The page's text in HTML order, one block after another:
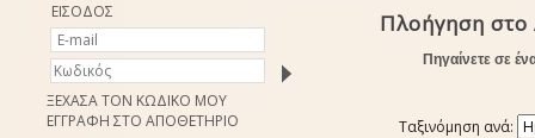
ΕΙΣΟΔΟΣ
ΞΕΧΑΣΑ ΤΟΝ ΚΩΔΙΚΟ ΜΟΥ
ΕΓΓΡΑΦΗ ΣΤΟ ΑΠΟΘΕΤΗΡΙΟ
Πλοήγηση
Πηγαίνετε σε
Ταξινόμηση ανά: